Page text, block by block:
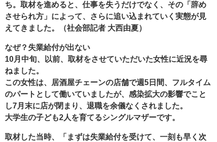
ち。取材を進めると、仕事を失うだけでなく、その「辞め
させられ方」によって、さらに追い込まれていく実態が見
えてきました。（社会部記者 大西由夏）
なぜ？失業給付が出ない
10月中旬、以前、取材をさせていただいた女性に近況を尋
ねました。
この女性は、居酒屋チェーンの店舗で週5日間、フルタイム
のパートとして働いていましたが、感染拡大の影響でこと
し7月末に店が閉まり、退職を余儀なくされました。
大学生の子ども2人を育てるシングルマザーです。
取材した当時、「まずは失業給付を受けて、一刻も早く次